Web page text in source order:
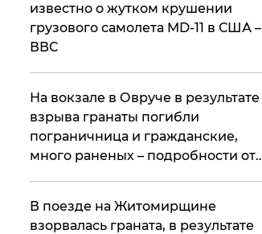
известно о жутком крушении
грузового самолета MD-11 в США –
ВВС
На вокзале в Овруче в результате
взрыва гранаты погибли
пограничница и гражданские,
много раненых – подробности от
В поезде на Житомирщине
взорвалась граната, в результате